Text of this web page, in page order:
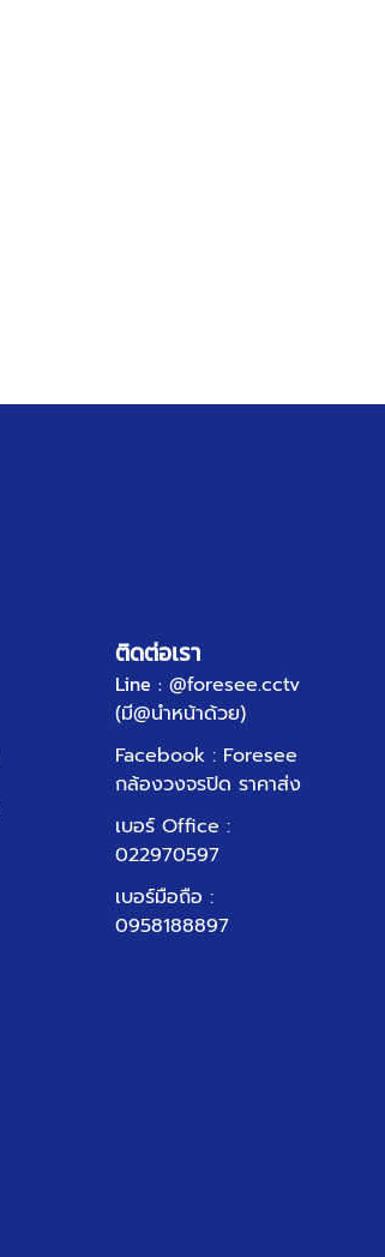
ติดต่อเรา
Line : @foresee.cctv
(มี@นำหน้าด้วย)
Facebook : Foresee
กล้องวงจรปิด ราคาส่ง
เบอร์ Office :
022970597
เบอร์มือถือ :
0958188897